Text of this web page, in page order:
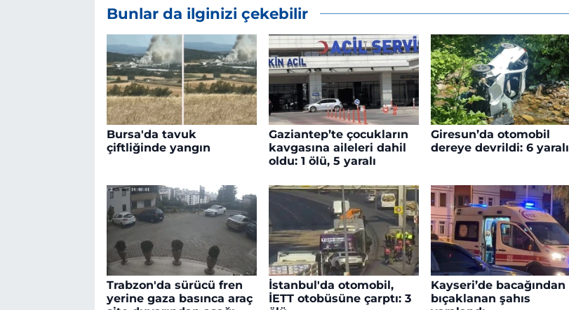
Bunlar da ilginizi çekebilir
Bursa'da tavuk
çiftliğinde yangın
Gaziantep’te çocukların
kavgasına aileleri dahil
oldu: 1 ölü, 5 yaralı
Giresun’da otomobil
dereye devrildi: 6 yaralı
Trabzon'da sürücü fren
yerine gaza basınca araç
İstanbul'da otomobil,
İETT otobüsüne çarptı: 3
Kayseri’de bacağından
bıçaklanan şahıs